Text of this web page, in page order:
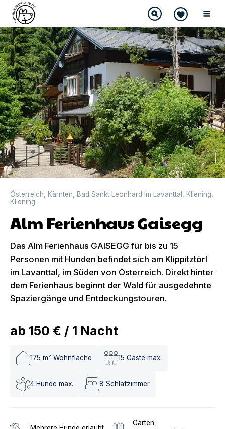
Österreich Kärnten Bad Sankt Leonhard Im Lavanttal Kliening
Kliening
Alm Ferienhaus Gaisegg
Das Alm Ferienhaus GAISEGG für bis zu 15
Personen mit Hunden befindet sich am Klippitztörl
im Lavanttal, im Süden von Österreich. Direkt hinter
dem Ferienhaus beginnt der Wald für ausgedehnte
Spaziergänge und Entdeckungstouren.
ab 150 € / 1 Nacht
175 m² Wohnfläche 15 Gäste max.
4 Hunde max. 8 Schlafzimmer
Garten